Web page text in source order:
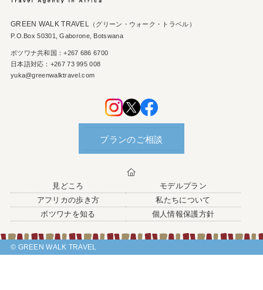
GREEN WALK TRAVEL （グリーン・ウォーク・トラベル）
P.O.Box 50301, Gaborone, Botswana
ボツワナ共和国：+267 686 6700
日本語対応：+267 73 995 008
yuka@greenwalktravel.com
プランのご相談
見どころ
モデルプラン
アフリカの歩き方
私たちについて
ボツワナを知る
個人情報保護方針
© GREEN WALK TRAVEL